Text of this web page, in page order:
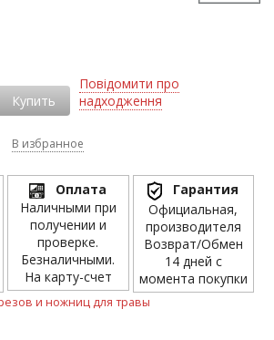
Купить
Повідомити про
надходження
В избранное
Оплата
Наличными при
получении и
проверке.
Безналичными.
На карту-счет
Гарантия
Официальная,
производителя
Возврат/Обмен
14 дней с
момента покупки
и ножниц для травы